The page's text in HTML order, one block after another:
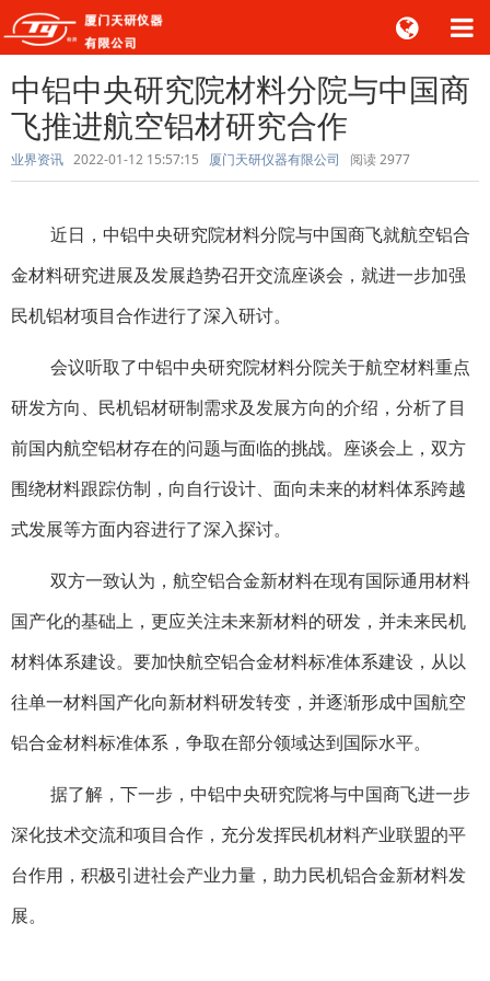
中铝中央研究院材料分院与中国商
飞推进航空铝材研究合作
业界资讯 2022-01-12 15:57:15 厦门天研仪器有限公司 阅读2977
近日，中铝中央研究院材料分院与中国商飞就航空铝合
金材料研究进展及发展趋势召开交流座谈会，就进一步加强
民机铝材项目合作进行了深入研讨。
会议听取了中铝中央研究院材料分院关于航空材料重点
研发方向、民机铝材研制需求及发展方向的介绍，分析了目
前国内航空铝材存在的问题与面临的挑战。座谈会上，双方
围绕材料跟踪仿制，向自行设计、面向未来的材料体系跨越
式发展等方面内容进行了深入探讨。
双方一致认为，航空铝合金新材料在现有国际通用材料
国产化的基础上，更应关注未来新材料的研发，并未来民机
材料体系建设。要加快航空铝合金材料标准体系建设，从以
往单一材料国产化向新材料研发转变，并逐渐形成中国航空
铝合金材料标准体系，争取在部分领域达到国际水平。
据了解，下一步，中铝中央研究院将与中国商飞进一步
深化技术交流和项目合作，充分发挥民机材料产业联盟的平
台作用，积极引进社会产业力量，助力民机铝合金新材料发
展。